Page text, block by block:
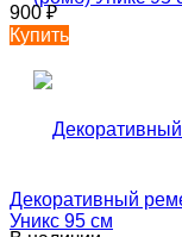
900₽
Купить
Декоративный
Уникс 95 см